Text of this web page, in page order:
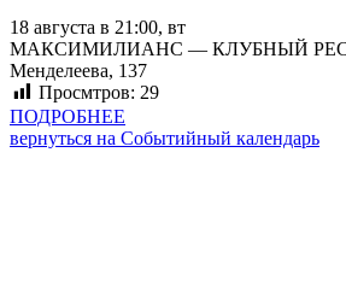
18 августа в 21:00, вт
МАКСИМИЛИАНС — КЛУБНЫЙ
Менделеева, 137
Просмтров: 29
ПОДРОБНЕЕ
вернуться на Событийный календарь